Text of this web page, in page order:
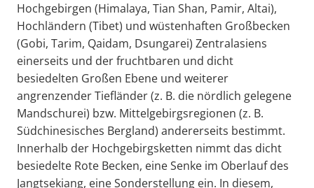
Hochgebirgen (Himalaya, Tian Shan, Pamir, Altai),
Hochländern (Tibet) und wüstenhaften Großbecken
(Gobi, Tarim, Qaidam, Dsungarei) Zentralasiens
einerseits und der fruchtbaren und dicht
besiedelten Großen Ebene und weiterer
angrenzender Tiefländer (z. B. die nördlich gelegene
Mandschurei) bzw. Mittelgebirgsregionen (z. B.
Südchinesisches Bergland) andererseits bestimmt.
Innerhalb der Hochgebirgsketten nimmt das dicht
besiedelte Rote Becken, eine Senke im Oberlauf des
Jangtsekiang, eine Sonderstellung ein. In diesem,